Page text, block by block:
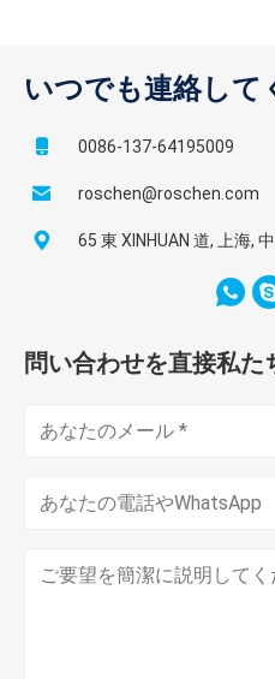
42mm
プラ
の棒
のみビッ
17mm、
20mm、
710mm
いつでも連絡して
0086-137-64195009
roschen@roschen.com
65 東 XINHUAN 道, 上海,
問い合わせを直接私